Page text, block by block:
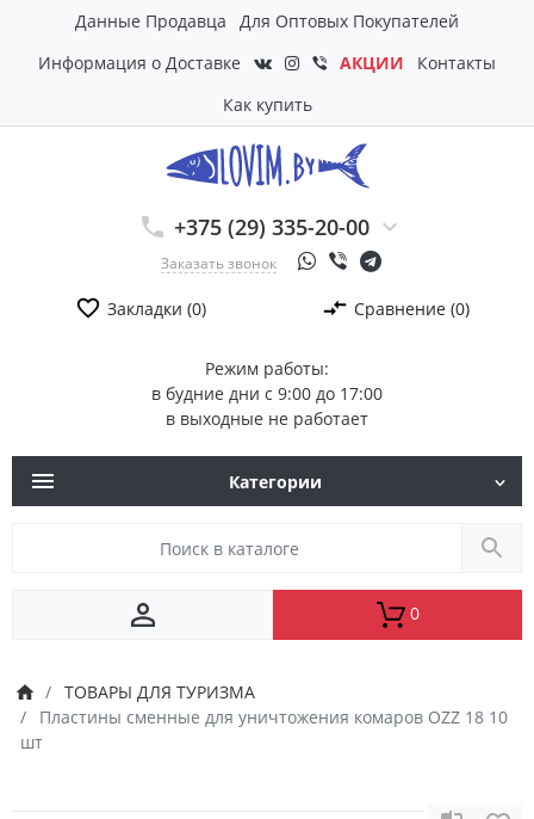
Данные Продавца
Для Оптовых Покупателей
Информация о Доставке
АКЦИИ
Контакты
Как купить
+375 (29) 335-20-00
Заказать звонок
Режим работы:
в будние дни с 9:00 до 17:00
в выходные не работает
Закладки (0) Сравнение (0)
Категории
0
ТОВАРЫ ДЛЯ ТУРИЗМА
Пластины сменные для уничтожения комаров OZZ 18 10
шт